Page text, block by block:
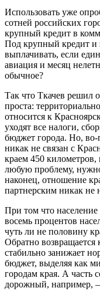
Использовать уже
сотней российских
крупный кредит в
Под крупный кредит и
выплачивать, если
авиация и месяц
обычное?
Так что Ткачев решил
проста:
относится к
уходят все налоги,
бюджет города. Но,
никак не связан с
краем 450
любую проблему,
наконец, отношение
партнерским никак не
При том что население
восемь процентов
чуть ли не половину
Обратно
стабильно занижает
бюджет, выделяя как
городам края. А часть
дорожный, например, –